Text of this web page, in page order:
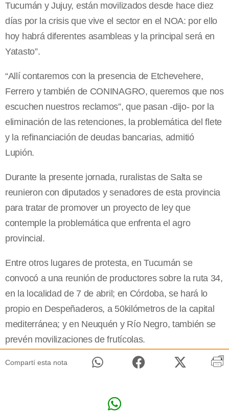
Tucumán y Jujuy, están movilizados desde hace diez
días por la crisis que vive el sector en el NOA: por ello
hoy habrá diferentes asambleas y la principal será en
Yatasto”.
“Allí contaremos con la presencia de Etchevehere,
Ferrero y también de CONINAGRO, queremos que nos
escuchen nuestros reclamos”, que pasan -dijo- por la
eliminación de las retenciones, la problemática del flete
y la refinanciación de deudas bancarias, admitió
Lupión.
Durante la presente jornada, ruralistas de Salta se
reunieron con diputados y senadores de esta provincia
para tratar de promover un proyecto de ley que
contemple la problemática que enfrenta el agro
provincial.
Entre otros lugares de protesta, en Tucumán se
convocó a una reunión de productores sobre la ruta 34,
en la localidad de 7 de abril; en Córdoba, se hará lo
propio en Despeñaderos, a 50kilómetros de la capital
mediterránea; y en Neuquén y Río Negro, también se
prevén movilizaciones de frutícolas.
Compartí esta nota